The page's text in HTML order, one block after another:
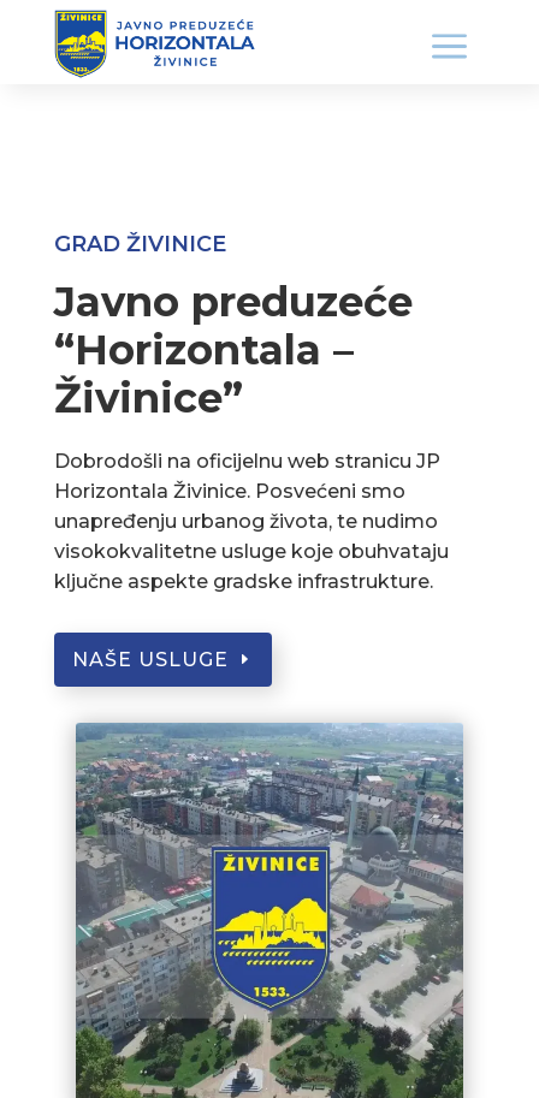
GRAD ŽIVINICE
Javno preduzeće
“Horizontala –
Živinice”
Dobrodošli na oficijelnu web stranicu JP
Horizontala Živinice. Posvećeni smo
unapređenju urbanog života, te nudimo
visokokvalitetne usluge koje obuhvataju
ključne aspekte gradske infrastrukture.
NAŠE USLUGE